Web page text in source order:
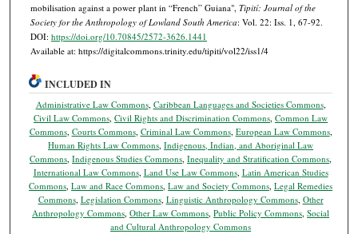
mobilisation against a power plant in “French” Guiana", Tipití: Journal of the
Society for the Anthropology of Lowland South America: Vol. 22: Iss. 1, 67-92.
DOI: https://doi.org/10.70845/2572-3626.1441
Available at: https://digitalcommons.trinity.edu/tipiti/vol22/iss1/4
INCLUDED IN
Administrative Law Commons, Caribbean Languages and Societies Commons,
Civil Law Commons,Civil Rights and Discrimination Commons,Common Law
Commons, Courts Commons, Criminal Law Commons, European Law Commons,
Human Rights Law Commons,Indigenous, Indian, and Aboriginal Law
Commons,Indigenous Studies Commons,Inequality and Stratification Commons,
International Law Commons, Land Use Law Commons, Latin American Studies
Commons,Law and Race Commons,Law and Society Commons,Legal Remedies
Commons, Legislation Commons, Linguistic Anthropology Commons, Other
Anthropology Commons,Other Law Commons,Public Policy Commons,Social
and Cultural Anthropology Commons